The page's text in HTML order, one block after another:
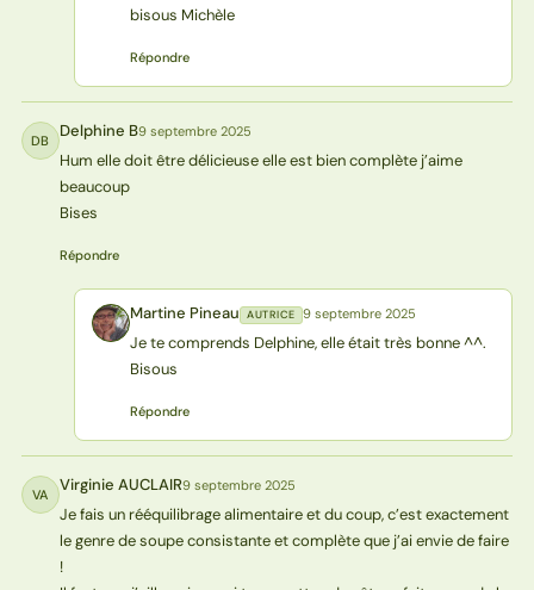
bisous Michèle
Répondre
DB Delphine B9 septembre 2025
Hum elle doit être délicieuse elle est bien complète j’aime
beaucoup
Bises
Répondre
MP Martine Pineau AUTRICE 9 septembre 2025
Je te comprends Delphine, elle était très bonne ^^.
Bisous
Répondre
VA Virginie AUCLAIR9 septembre 2025
Je fais un rééquilibrage alimentaire et du coup, c’est exactement
le genre de soupe consistante et complète que j’ai envie de faire
!